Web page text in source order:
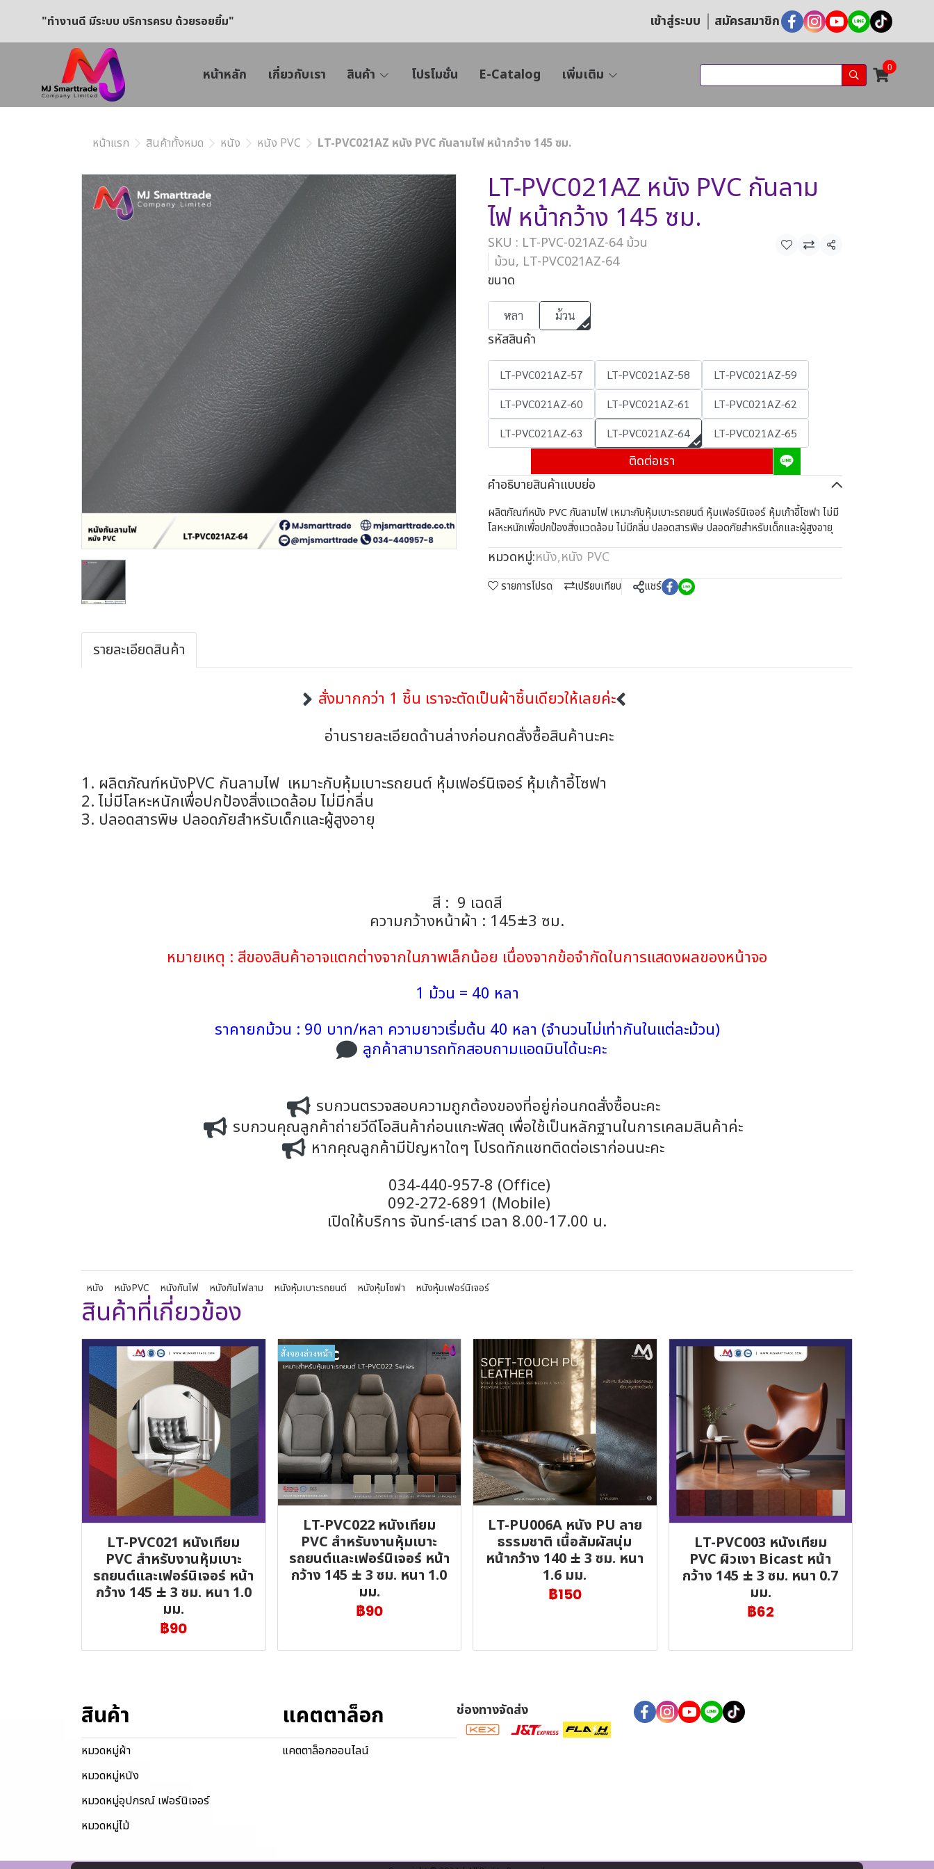
"ทำงานดี มีระบบ บริการครบ ด้วยรอยยิ้ม" เข้าสู่ระบบ สมัครสมาชิก
หน้าหลัก เกี่ยวกับเรา สินค้า โปรโมชั่น E-Catalog เพิ่มเติม 0
หน้าแรก สินค้าทั้งหมด หนัง หนัง PVC LT-PVC021AZ หนัง PVC กันลามไฟ หน้ากว้าง 145 ซม.
LT-PVC021AZ หนัง PVC กันลาม
ไฟ หน้ากว้าง 145 ซม.
SKU : LT-PVC-021AZ-64 ม้วน
ม้วน, LT-PVC021AZ-64
แชร์
ขนาด
หลา ม้วน
รหัสสินค้า
LT-PVC021AZ-57 LT-PVC021AZ-58
LT-PVC021AZ-59
LT-PVC021AZ-60
LT-PVC021AZ-61
LT-PVC021AZ-62
LT-PVC021AZ-63
LT-PVC021AZ-64 LT-PVC021AZ-65
ติดต่อเรา
คำอธิบายสินค้าแบบย่อ
ผลิตภัณฑ์หนัง PVC กันลามไฟ เหมาะกับหุ้มเบาะรถยนต์ หุ้มเฟอร์นิเจอร์ หุ้มเก้าอี้โซฟา ไม่มี
โลหะหนักเพื่อปกป้องสิ่งแวดล้อม ไม่มีกลิ่น ปลอดสารพิษ ปลอดภัยสำหรับเด็กและผู้สูงอายุ
หมวดหมู่:หนัง,หนัง PVC
รายการโปรด เปรียบเทียบ แชร์
รายละเอียดสินค้า
สั่งมากกว่า 1 ชิ้น เราจะตัดเป็นผ้าชิ้นเดียวให้เลยค่ะ
อ่านรายละเอียดด้านล่างก่อนกดสั่งซื้อสินค้านะคะ
1. ผลิตภัณฑ์หนังPVC กันลามไฟ เหมาะกับหุ้มเบาะรถยนต์ หุ้มเฟอร์นิเจอร์ หุ้มเก้าอี้โซฟา
2. ไม่มีโลหะหนักเพื่อปกป้องสิ่งแวดล้อม ไม่มีกลิ่น
3. ปลอดสารพิษ ปลอดภัยสำหรับเด็กและผู้สูงอายุ
สี : 9 เฉดสี
ความกว้างหน้าผ้า : 145±3 ซม.
หมายเหตุ : สีของสินค้าอาจแตกต่างจากในภาพเล็กน้อย เนื่องจากข้อจำกัดในการแสดงผลของหน้าจอ
1 ม้วน = 40 หลา
ราคายกม้วน : 90 บาท/หลา ความยาวเริ่มต้น 40 หลา (จำนวนไม่เท่ากันในแต่ละม้วน)
ลูกค้าสามารถทักสอบถามแอดมินได้นะคะ
รบกวนตรวจสอบความถูกต้องของที่อยู่ก่อนกดสั่งซื้อนะคะ
รบกวนคุณลูกค้าถ่ายวีดีโอสินค้าก่อนแกะพัสดุ เพื่อใช้เป็นหลักฐานในการเคลมสินค้าค่ะ
หากคุณลูกค้ามีปัญหาใดๆ โปรดทักแชทติดต่อเราก่อนนะคะ
034-440-957-8 (Office)
092-272-6891 (Mobile)
เปิดให้บริการ จันทร์-เสาร์ เวลา 8.00-17.00 น.
หนัง หนังPVC หนังกันไฟ หนังกันไฟลาม หนังหุ้มเบาะรถยนต์ หนังหุ้มโซฟา หนังหุ้มเฟอร์นิเจอร์
สินค้าที่เกี่ยวข้อง
LT-PVC021 หนังเทียม
PVC สำหรับงานหุ้มเบาะ
รถยนต์และเฟอร์นิเจอร์ หน้า
กว้าง 145 ± 3 ซม. หนา 1.0
มม.
฿90
สั่งจองล่วงหน้า
LT-PVC022 หนังเทียม
PVC สำหรับงานหุ้มเบาะ
รถยนต์และเฟอร์นิเจอร์ หน้า
กว้าง 145 ± 3 ซม. หนา 1.0
มม.
฿90
LT-PU006A หนัง PU ลาย
ธรรมชาติ เนื้อสัมผัสนุ่ม
หน้ากว้าง 140 ± 3 ซม. หนา
1.6 มม.
฿150
LT-PVC003 หนังเทียม
PVC ผิวเงา Bicast หน้า
กว้าง 145 ± 3 ซม. หนา 0.7
มม.
฿62
สินค้า
หมวดหมู่ผ้า
หมวดหมู่หนัง
หมวดหมู่อุปกรณ์ เฟอร์นิเจอร์
หมวดหมู่ไม้
แคตตาล็อก
แคตตาล็อกออนไลน์
ช่องทางจัดส่ง